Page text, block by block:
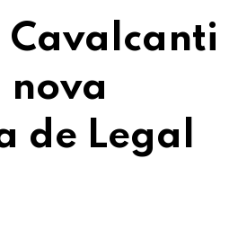
Cavalcanti
nova
de Legal